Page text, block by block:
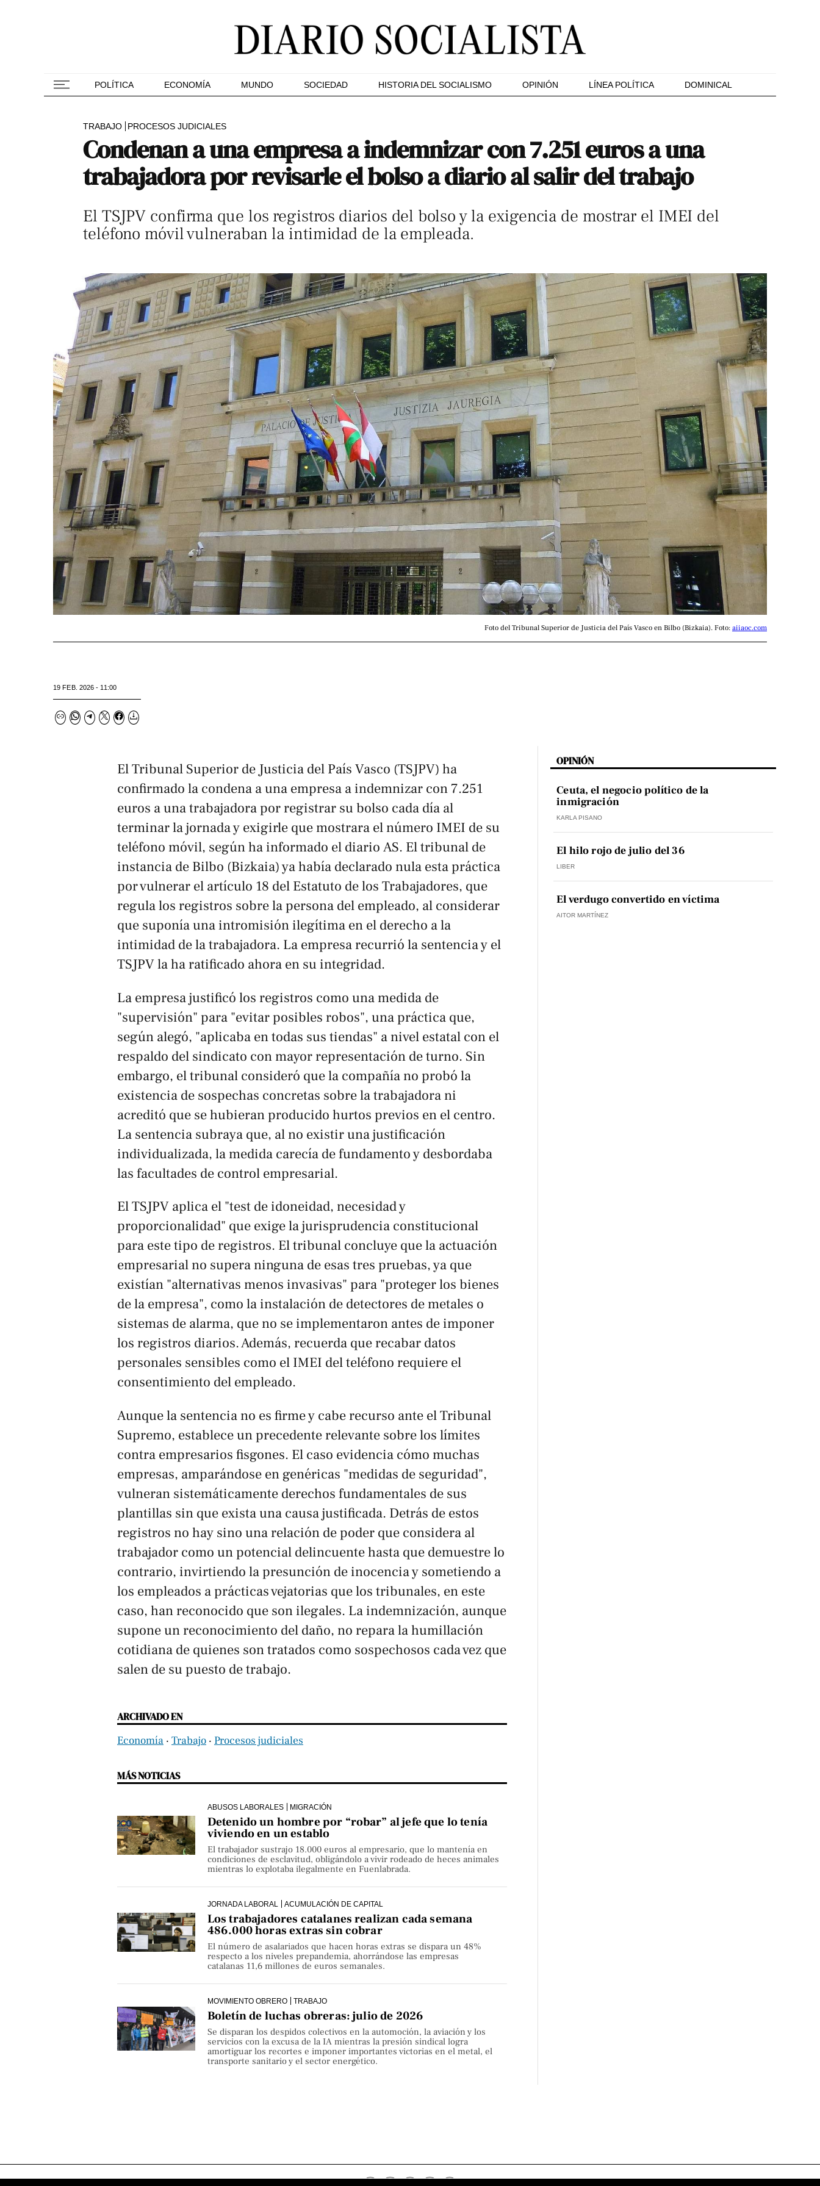
POLÍTICA ECONOMÍA MUNDO SOCIEDAD HISTORIA DEL SOCIALISMO OPINIÓN LÍNEA POLÍTICA DOMINICAL
TRABAJO PROCESOS JUDICIALES
Condenan a una empresa a indemnizar con 7.251 euros a una
trabajadora por revisarle el bolso a diario al salir del trabajo
El TSJPV confirma que los registros diarios del bolso y la exigencia de mostrar el IMEI del
teléfono móvil vulneraban la intimidad de la empleada.
Foto del Tribunal Superior de Justicia del País Vasco en Bilbo (Bizkaia). Foto: aiiaoc.com
19 FEB. 2026 - 11:00
El Tribunal Superior de Justicia del País Vasco (TSJPV) ha
confirmado la condena a una empresa a indemnizar con 7.251
euros a una trabajadora por registrar su bolso cada día al
terminar la jornada y exigirle que mostrara el número IMEI de su
teléfono móvil, según ha informado el diario AS. El tribunal de
instancia de Bilbo (Bizkaia) ya había declarado nula esta práctica
por vulnerar el artículo 18 del Estatuto de los Trabajadores, que
regula los registros sobre la persona del empleado, al considerar
que suponía una intromisión ilegítima en el derecho a la
intimidad de la trabajadora. La empresa recurrió la sentencia y el
TSJPV la ha ratificado ahora en su integridad.
La empresa justificó los registros como una medida de
"supervisión" para "evitar posibles robos", una práctica que,
según alegó, "aplicaba en todas sus tiendas" a nivel estatal con el
respaldo del sindicato con mayor representación de turno. Sin
embargo, el tribunal consideró que la compañía no probó la
existencia de sospechas concretas sobre la trabajadora ni
acreditó que se hubieran producido hurtos previos en el centro.
La sentencia subraya que, al no existir una justificación
individualizada, la medida carecía de fundamento y desbordaba
las facultades de control empresarial.
El TSJPV aplica el "test de idoneidad, necesidad y
proporcionalidad" que exige la jurisprudencia constitucional
para este tipo de registros. El tribunal concluye que la actuación
empresarial no supera ninguna de esas tres pruebas, ya que
existían "alternativas menos invasivas" para "proteger los bienes
de la empresa", como la instalación de detectores de metales o
sistemas de alarma, que no se implementaron antes de imponer
los registros diarios. Además, recuerda que recabar datos
personales sensibles como el IMEI del teléfono requiere el
consentimiento del empleado.
Aunque la sentencia no es firme y cabe recurso ante el Tribunal
Supremo, establece un precedente relevante sobre los límites
contra empresarios fisgones. El caso evidencia cómo muchas
empresas, amparándose en genéricas "medidas de seguridad",
vulneran sistemáticamente derechos fundamentales de sus
plantillas sin que exista una causa justificada. Detrás de estos
registros no hay sino una relación de poder que considera al
trabajador como un potencial delincuente hasta que demuestre lo
contrario, invirtiendo la presunción de inocencia y sometiendo a
los empleados a prácticas vejatorias que los tribunales, en este
caso, han reconocido que son ilegales. La indemnización, aunque
supone un reconocimiento del daño, no repara la humillación
cotidiana de quienes son tratados como sospechosos cada vez que
salen de su puesto de trabajo.
ARCHIVADO EN
Economía ‧ Trabajo ‧ Procesos judiciales
MÁS NOTICIAS
ABUSOS LABORALES MIGRACIÓN
Detenido un hombre por “robar” al jefe que lo tenía
viviendo en un establo
El trabajador sustrajo 18.000 euros al empresario, que lo mantenía en
condiciones de esclavitud, obligándolo a vivir rodeado de heces animales
mientras lo explotaba ilegalmente en Fuenlabrada.
JORNADA LABORAL ACUMULACIÓN DE CAPITAL
Los trabajadores catalanes realizan cada semana
486.000 horas extras sin cobrar
El número de asalariados que hacen horas extras se dispara un 48%
respecto a los niveles prepandemia, ahorrándose las empresas
catalanas 11,6 millones de euros semanales.
MOVIMIENTO OBRERO TRABAJO
Boletín de luchas obreras: julio de 2026
Se disparan los despidos colectivos en la automoción, la aviación y los
servicios con la excusa de la IA mientras la presión sindical logra
amortiguar los recortes e imponer importantes victorias en el metal, el
transporte sanitario y el sector energético.
OPINIÓN
Ceuta, el negocio político de la
inmigración
KARLA PISANO
El hilo rojo de julio del 36
LIBER
El verdugo convertido en víctima
AITOR MARTÍNEZ